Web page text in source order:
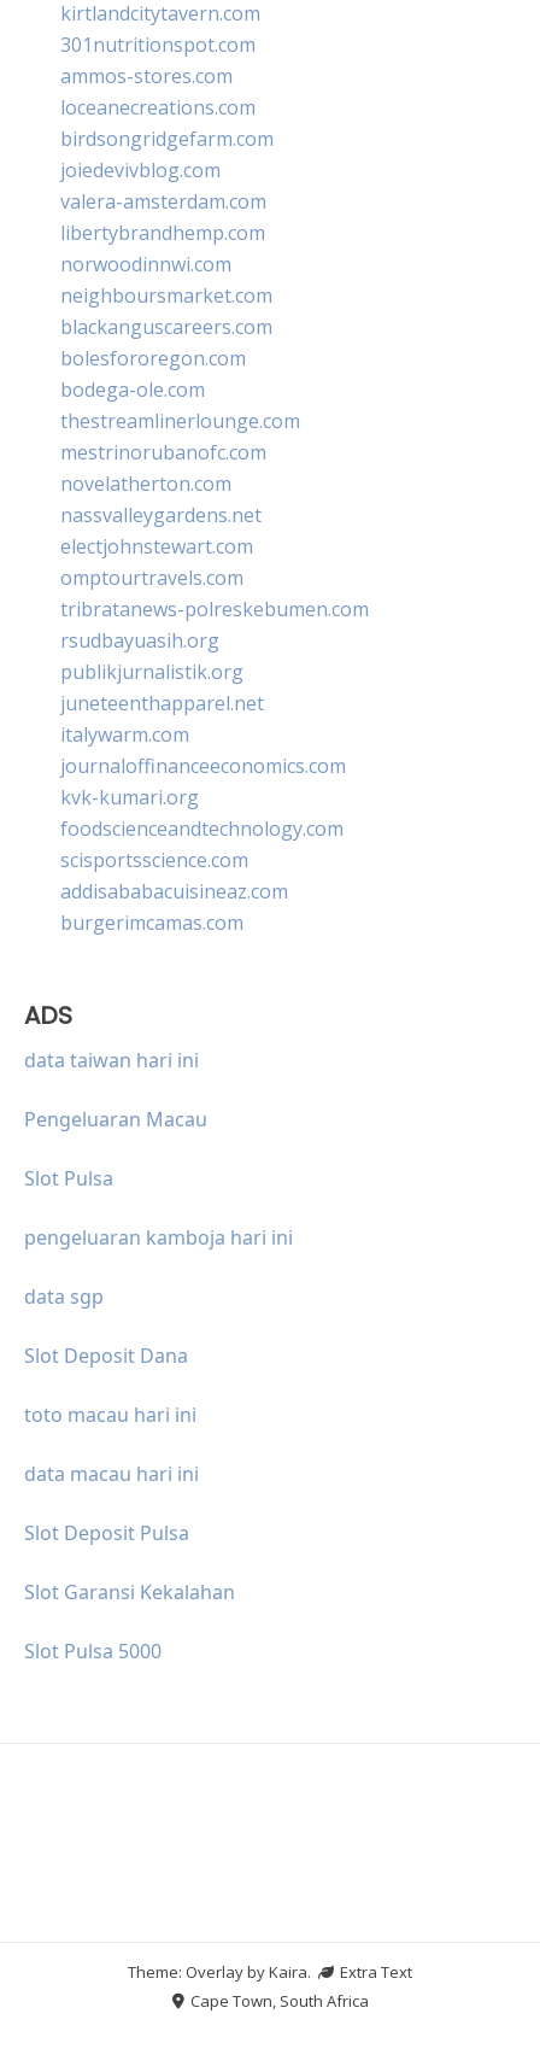
kirtlandcitytavern.com
301nutritionspot.com
ammos-stores.com
loceanecreations.com
birdsongridgefarm.com
joiedevivblog.com
valera-amsterdam.com
libertybrandhemp.com
norwoodinnwi.com
neighboursmarket.com
blackanguscareers.com
bolesfororegon.com
bodega-ole.com
thestreamlinerlounge.com
mestrinorubanofc.com
novelatherton.com
nassvalleygardens.net
electjohnstewart.com
omptourtravels.com
tribratanews-polreskebumen.com
rsudbayuasih.org
publikjurnalistik.org
juneteenthapparel.net
italywarm.com
journaloffinanceeconomics.com
kvk-kumari.org
foodscienceandtechnology.com
scisportsscience.com
addisababacuisineaz.com
burgerimcamas.com
ADS
data taiwan hari ini
Pengeluaran Macau
Slot Pulsa
pengeluaran kamboja hari ini
data sgp
Slot Deposit Dana
toto macau hari ini
data macau hari ini
Slot Deposit Pulsa
Slot Garansi Kekalahan
Slot Pulsa 5000
Theme: Overlay byKaira.
Extra Text
Cape Town, South Africa